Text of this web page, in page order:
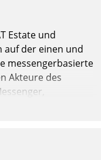
Estate und
der einen und
messengerbasierte
Akteure des
oder